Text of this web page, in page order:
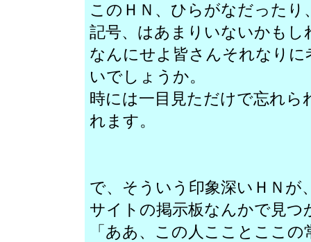
このＨＮ、ひらがなだった
記号、はあまりいないかもし
なんにせよ皆さんそれなり
いでしょうか。
時には一目見ただけで忘れ
れます。
で、そういう印象深いＨＮが
サイトの掲示板なんかで見つ
「ああ、この人こことここ